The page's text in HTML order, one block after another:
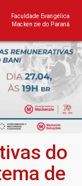
Faculdade Evangélica
Mackenzie do Paraná
do
de